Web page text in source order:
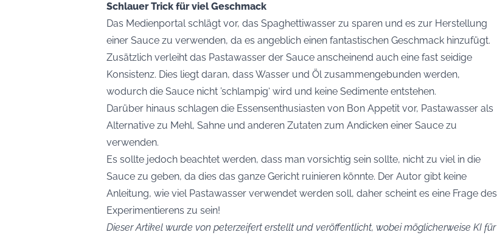
Schlauer Trick für viel Geschmack
Das Medienportal schlägt vor, das Spaghettiwasser zu sparen und es zur Herstellung
einer Sauce zu verwenden, da es angeblich einen fantastischen Geschmack hinzufügt.
Zusätzlich verleiht das Pastawasser der Sauce anscheinend auch eine fast seidige
Konsistenz. Dies liegt daran, dass Wasser und Öl zusammengebunden werden,
wodurch die Sauce nicht ’schlampig‘ wird und keine Sedimente entstehen.
Darüber hinaus schlagen die Essensenthusiasten von Bon Appetit vor, Pastawasser als
Alternative zu Mehl, Sahne und anderen Zutaten zum Andicken einer Sauce zu
verwenden.
Es sollte jedoch beachtet werden, dass man vorsichtig sein sollte, nicht zu viel in die
Sauce zu geben, da dies das ganze Gericht ruinieren könnte. Der Autor gibt keine
Anleitung, wie viel Pastawasser verwendet werden soll, daher scheint es eine Frage des
Experimentierens zu sein!
Dieser Artikel wurde von peterzeifert erstellt und veröffentlicht, wobei möglicherweise KI für